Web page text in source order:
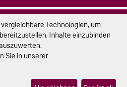
Einstellungen
Technologien, um
Inhalte einzubinden
Sie in unserer